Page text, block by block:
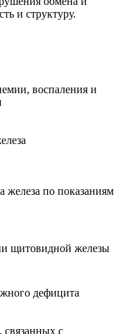
и структуру.
воспаления и
железа по показаниям
щитовидной железы
дефицита
связанных с